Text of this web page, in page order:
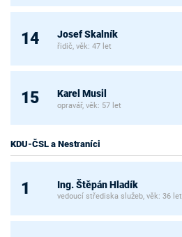
14 Josef Skalník
řidič, věk: 47 let
15 Karel Musil
opravář, věk: 57 let
KDU-ČSL a Nestraníci
1 Ing. Štěpán Hladík
vedoucí střediska služeb, věk: 36 let